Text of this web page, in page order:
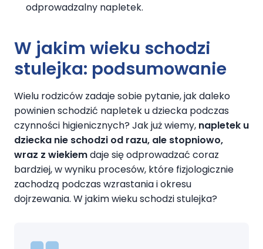
odprowadzalny napletek.
W jakim wieku schodzi
stulejka: podsumowanie
Wielu rodziców zadaje sobie pytanie, jak daleko
powinien schodzić napletek u dziecka podczas
czynności higienicznych? Jak już wiemy, napletek u
dziecka nie schodzi od razu, ale stopniowo,
wraz z wiekiemdaje się odprowadzać coraz
bardziej, w wyniku procesów, które fizjologicznie
zachodzą podczas wzrastania i okresu
dojrzewania. W jakim wieku schodzi stulejka?